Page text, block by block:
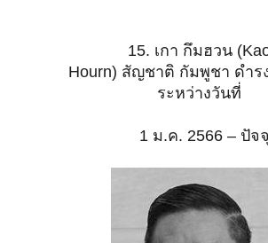
15. เกา กึมฮวน
Hourn) สัญชาติ กัมพูชา ดำร
ระหว่างวันที่
1 ม.ค. 2566 – ปัจ